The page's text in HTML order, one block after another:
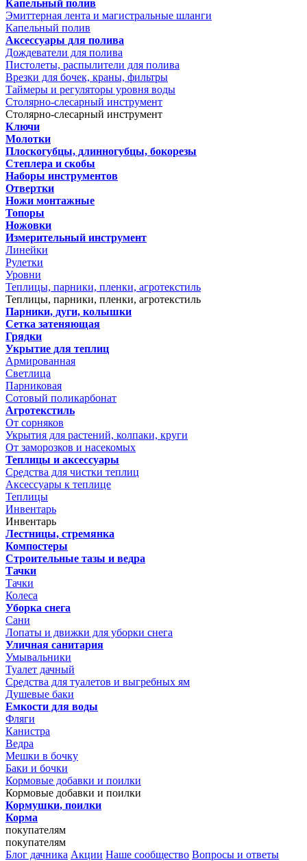
Капельный полив
Эмиттерная лента и магистральные шланги
Капельный полив
Аксессуары для полива
Дождеватели для полива
Пистолеты, распылители для полива
Врезки для бочек, краны, фильтры
Таймеры и регуляторы уровня воды
Столярно-слесарный инструмент
Столярно-слесарный инструмент
Ключи
Молотки
Плоскогубцы, длинногубцы, бокорезы
Степлера и скобы
Наборы инструментов
Отвертки
Ножи монтажные
Топоры
Ножовки
Измерительный инструмент
Линейки
Рулетки
Уровни
Теплицы, парники, пленки, агротекстиль
Теплицы, парники, пленки, агротекстиль
Парники, дуги, колышки
Сетка затеняющая
Грядки
Укрытие для теплиц
Армированная
Светлица
Парниковая
Сотовый поликарбонат
Агротекстиль
От сорняков
Укрытия для растений, колпаки, круги
От заморозков и насекомых
Теплицы и аксессуары
Средства для чистки теплиц
Аксессуары к теплице
Теплицы
Инвентарь
Инвентарь
Лестницы, стремянка
Компостеры
Строительные тазы и ведра
Тачки
Тачки
Колеса
Уборка снега
Сани
Лопаты и движки для уборки снега
Уличная санитария
Умывальники
Туалет дачный
Средства для туалетов и выгребных ям
Душевые баки
Емкости для воды
Фляги
Канистра
Ведра
Мешки в бочку
Баки и бочки
Кормовые добавки и поилки
Кормовые добавки и поилки
Кормушки, поилки
Корма
покупателям
покупателям
Блог дачника Акции Наше сообщество Вопросы и ответы